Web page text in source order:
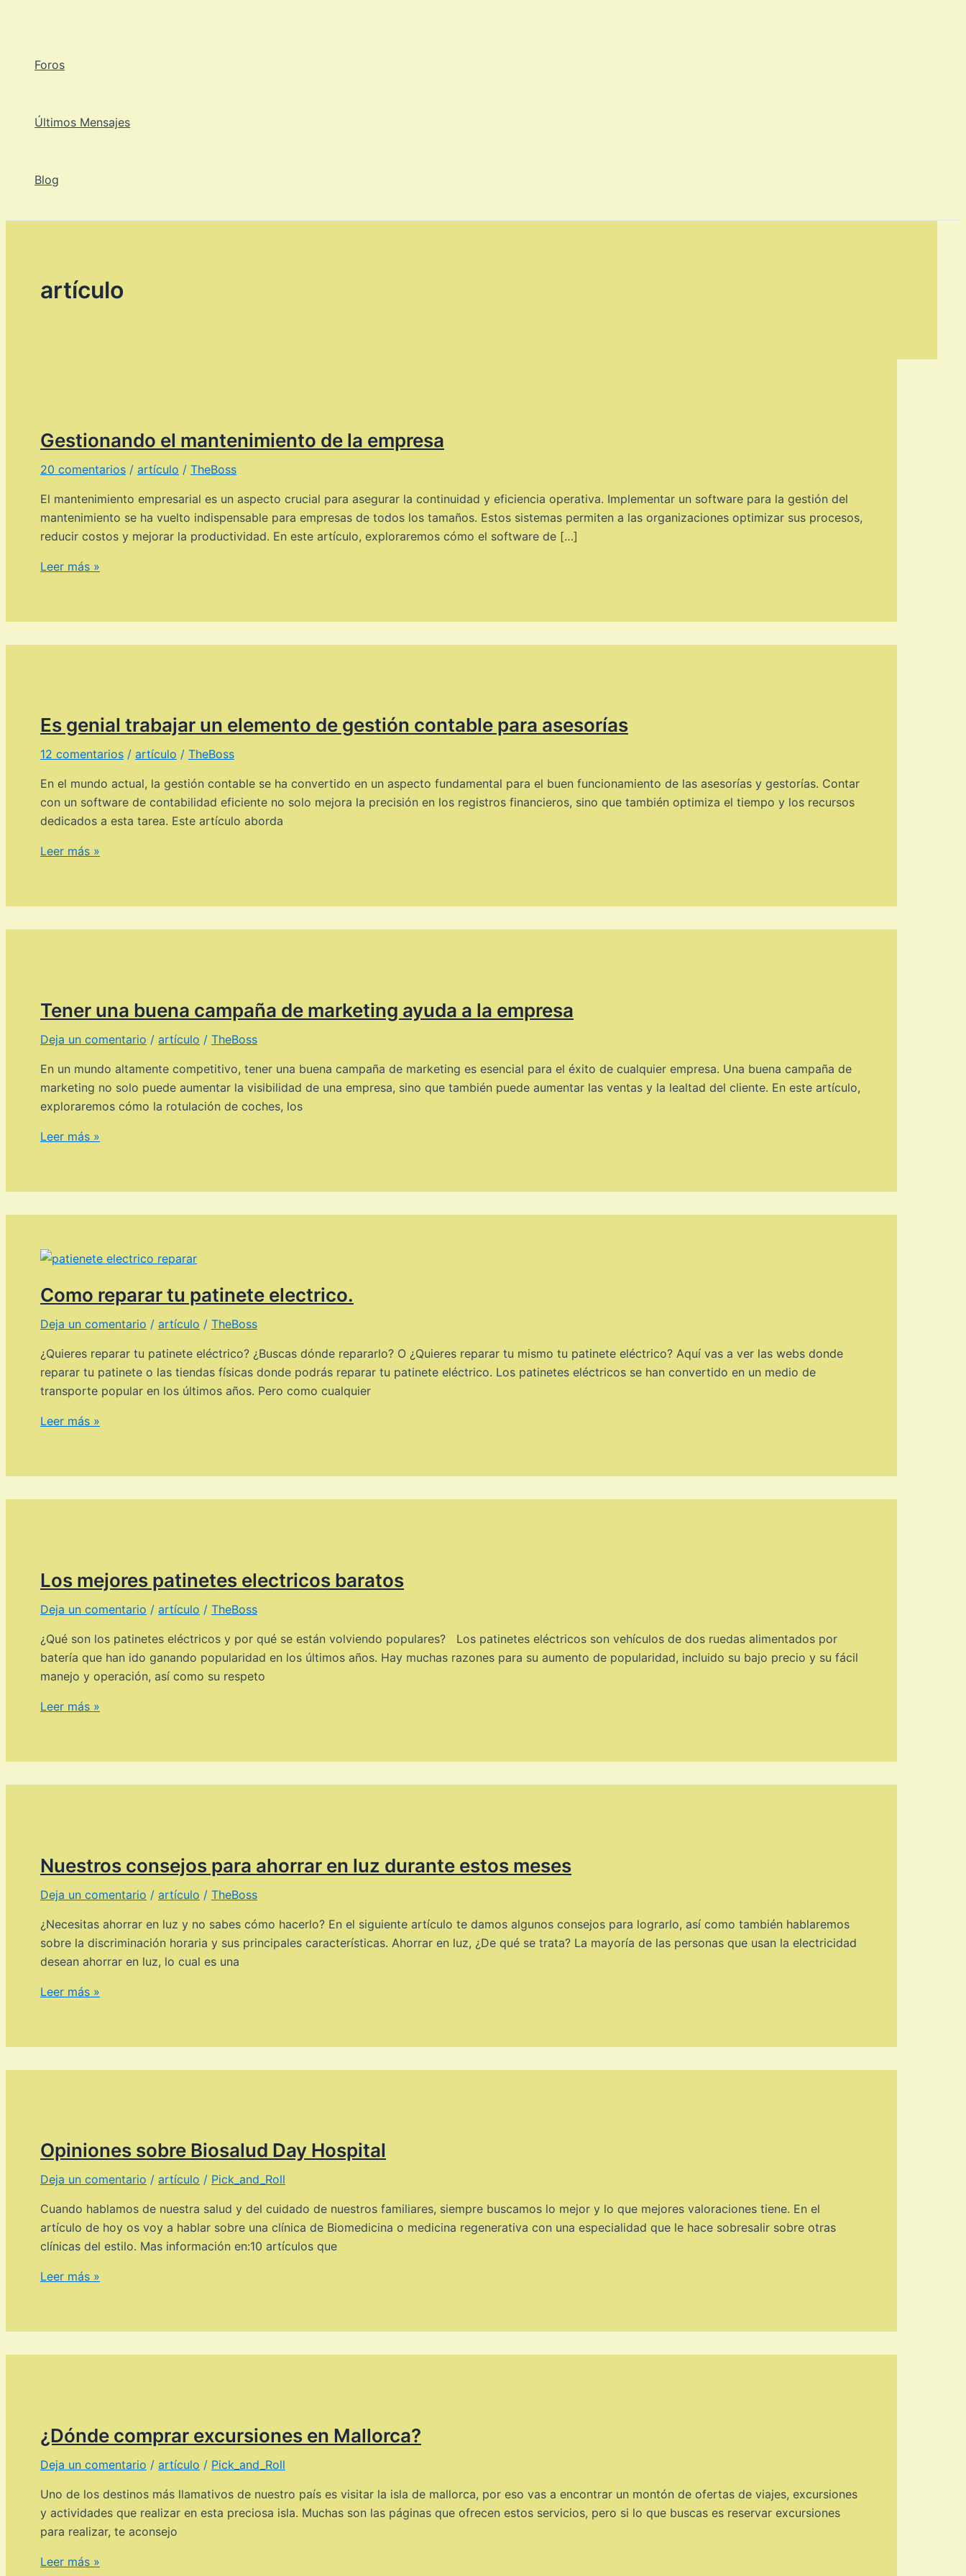
Foros
Últimos Mensajes
Blog
artículo
Gestionando el mantenimiento de la empresa
20 comentarios / artículo / TheBoss
El mantenimiento empresarial es un aspecto crucial para asegurar la continuidad y eficiencia operativa. Implementar un software para la gestión del
mantenimiento se ha vuelto indispensable para empresas de todos los tamaños. Estos sistemas permiten a las organizaciones optimizar sus procesos,
reducir costos y mejorar la productividad. En este artículo, exploraremos cómo el software de […]
Gestionando
de
Leer más »
Es genial trabajar un elemento de gestión contable para asesorías
12 comentarios / artículo / TheBoss
En el mundo actual, la gestión contable se ha convertido en un aspecto fundamental para el buen funcionamiento de las asesorías y gestorías. Contar
con un software de contabilidad eficiente no solo mejora la precisión en los registros financieros, sino que también optimiza el tiempo y los recursos
dedicados a esta tarea. Este artículo aborda
Es
un
para
asesorías
Leer más »
Tener una buena campaña de marketing ayuda a la empresa
Deja un comentario / artículo / TheBoss
En un mundo altamente competitivo, tener una buena campaña de marketing es esencial para el éxito de cualquier empresa. Una buena campaña de
marketing no solo puede aumentar la visibilidad de una empresa, sino que también puede aumentar las ventas y la lealtad del cliente. En este artículo,
exploraremos cómo la rotulación de coches, los
Tener
campaña
ayuda
la
empresa
Leer más »
Como reparar tu patinete electrico.
Deja un comentario / artículo / TheBoss
¿Quieres reparar tu patinete eléctrico? ¿Buscas dónde repararlo? O ¿Quieres reparar tu mismo tu patinete eléctrico? Aquí vas a ver las webs donde
reparar tu patinete o las tiendas físicas donde podrás reparar tu patinete eléctrico. Los patinetes eléctricos se han convertido en un medio de
transporte popular en los últimos años. Pero como cualquier
Como
patinete
Leer más »
Los mejores patinetes electricos baratos
Deja un comentario / artículo / TheBoss
¿Qué son los patinetes eléctricos y por qué se están volviendo populares? Los patinetes eléctricos son vehículos de dos ruedas alimentados por
batería que han ido ganando popularidad en los últimos años. Hay muchas razones para su aumento de popularidad, incluido su bajo precio y su fácil
manejo y operación, así como su respeto
Los
electricos
Leer más »
Nuestros consejos para ahorrar en luz durante estos meses
Deja un comentario / artículo / TheBoss
¿Necesitas ahorrar en luz y no sabes cómo hacerlo? En el siguiente artículo te damos algunos consejos para lograrlo, así como también hablaremos
sobre la discriminación horaria y sus principales características. Ahorrar en luz, ¿De qué se trata? La mayoría de las personas que usan la electricidad
desean ahorrar en luz, lo cual es una
Nuestros
ahorrar
meses
Leer más »
Opiniones sobre Biosalud Day Hospital
Deja un comentario / artículo / Pick_and_Roll
Cuando hablamos de nuestra salud y del cuidado de nuestros familiares, siempre buscamos lo mejor y lo que mejores valoraciones tiene. En el
artículo de hoy os voy a hablar sobre una clínica de Biomedicina o medicina regenerativa con una especialidad que le hace sobresalir sobre otras
clínicas del estilo. Mas información en:10 artículos que
Opiniones
Day
Leer más »
¿Dónde comprar excursiones en Mallorca?
Deja un comentario / artículo / Pick_and_Roll
Uno de los destinos más llamativos de nuestro país es visitar la isla de mallorca, por eso vas a encontrar un montón de ofertas de viajes, excursiones
y actividades que realizar en esta preciosa isla. Muchas son las páginas que ofrecen estos servicios, pero si lo que buscas es reservar excursiones
para realizar, te aconsejo
¿Dónde
Leer más »